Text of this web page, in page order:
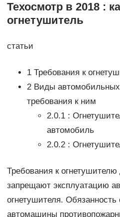
Техосмотр в 2018 :
огнетушитель
статьи
1 Требования к
2 Виды
требования к ним
2.0.1 :
автомобиль
2.0.2 :
Требования к
запрещают эксплуатацию
огнетушителя. Обязанность
автомашины